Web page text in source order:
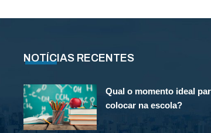
NOTÍCIAS RECENTES
Qual o momento ideal
colocar na escola?